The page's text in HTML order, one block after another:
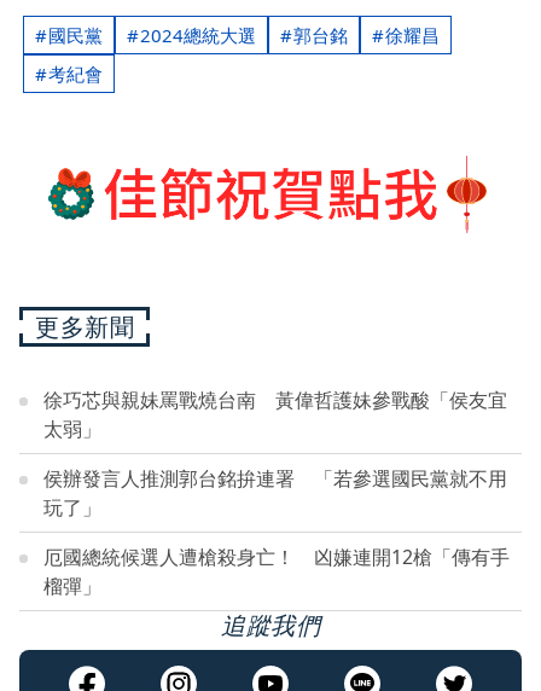
國民黨 2024總統大選 郭台銘
徐耀昌
考紀會
更多新聞
徐巧芯與親妹罵戰燒台南 黃偉哲護妹參戰酸「侯友宜
太弱」
侯辦發言人推測郭台銘拚連署 「若參選國民黨就不用
玩了」
厄國總統候選人遭槍殺身亡！ 凶嫌連開12槍「傳有手
榴彈」
追蹤我們